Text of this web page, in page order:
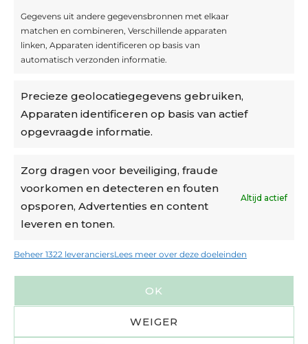
Gegevens uit andere gegevensbronnen met elkaar
matchen en combineren, Verschillende apparaten
linken, Apparaten identificeren op basis van
automatisch verzonden informatie.
Precieze geolocatiegegevens gebruiken,
Apparaten identificeren op basis van actief
opgevraagde informatie.
Zorg dragen voor beveiliging, fraude
voorkomen en detecteren en fouten
opsporen, Advertenties en content
leveren en tonen.
Altijd actief
Beheer 1322 leveranciersLees meer over deze doeleinden
OK
WEIGER
Algemene voorwaarden
Cookiebeleid
Accountinstellingen
Verzending
€6,50-€7,50 via Bpost